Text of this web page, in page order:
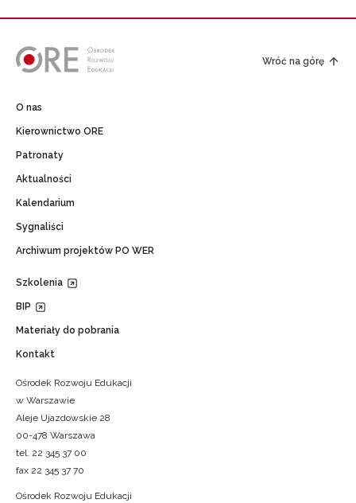
Wróć na górę
O nas
Kierownictwo ORE
Patronaty
Aktualności
Kalendarium
Sygnaliści
Archiwum projektów PO WER
Szkolenia
BIP
Materiały do pobrania
Kontakt
Ośrodek Rozwoju Edukacji
w Warszawie
Aleje Ujazdowskie 28
00-478 Warszawa
tel. 22 345 37 00
fax 22 345 37 70
Ośrodek Rozwoju Edukacji